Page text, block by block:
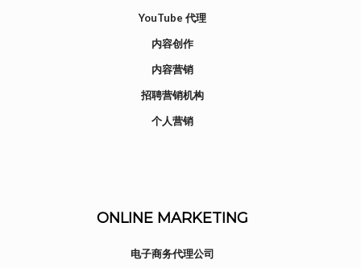
YouTube 代理
内容创作
内容营销
招聘营销机构
个人营销
ONLINE MARKETING
电子商务代理公司